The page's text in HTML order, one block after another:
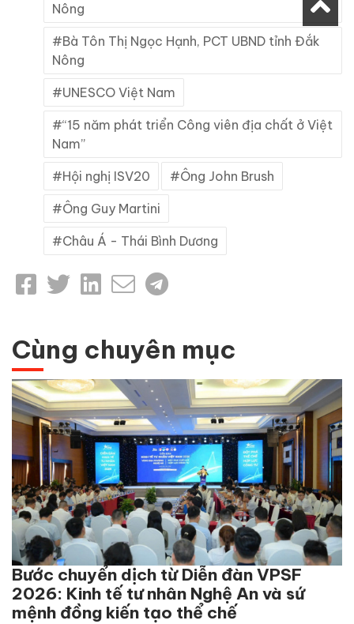
Nông
Bà Tôn Thị Ngọc Hạnh, PCT UBND tỉnh Đắk
Nông
UNESCO Việt Nam
“15 năm phát triển Công viên địa chất ở Việt
Nam”
Hội nghị ISV20 Ông John Brush
Ông Guy Martini
Châu Á - Thái Bình Dương
Cùng chuyên mục
Bước chuyển dịch từ Diễn đàn VPSF
2026: Kinh tế tư nhân Nghệ An và sứ
mệnh đồng kiến tạo thể chế